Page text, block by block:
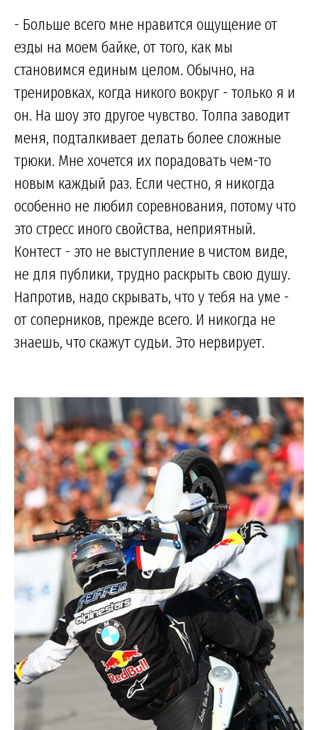
- Больше всего мне нравится ощущение от
езды на моем байке, от того, как мы
становимся единым целом. Обычно, на
тренировках, когда никого вокруг - только я и
он. На шоу это другое чувство. Толпа заводит
меня, подталкивает делать более сложные
трюки. Мне хочется их порадовать чем-то
новым каждый раз. Если честно, я никогда
особенно не любил соревнования, потому что
это стресс иного свойства, неприятный.
Контест - это не выступление в чистом виде,
не для публики, трудно раскрыть свою душу.
Напротив, надо скрывать, что у тебя на уме -
от соперников, прежде всего. И никогда не
знаешь, что скажут судьи. Это нервирует.